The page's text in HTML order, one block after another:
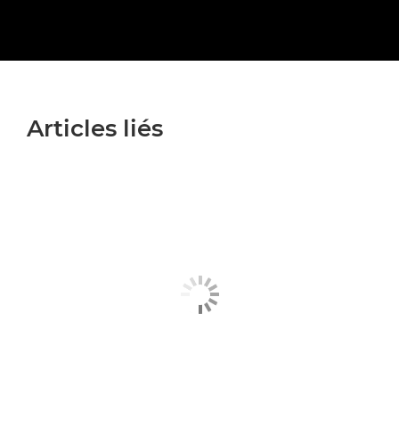
Articles liés